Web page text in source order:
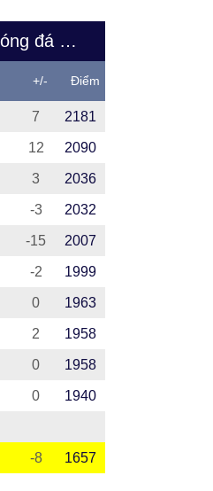
BXH BXH FIFA (bóng đá nữ Việt Nam)
+/- Điểm
7 2181
12 2090
3 2036
-3 2032
-15 2007
-2 1999
0 1963
2 1958
0 1958
0 1940
-8 1657